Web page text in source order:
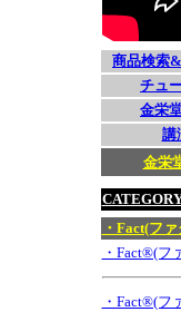
商品検索
チュ
金栄
講
金栄
・Fact(フ
・Fact®(フ
・Fact®(フ